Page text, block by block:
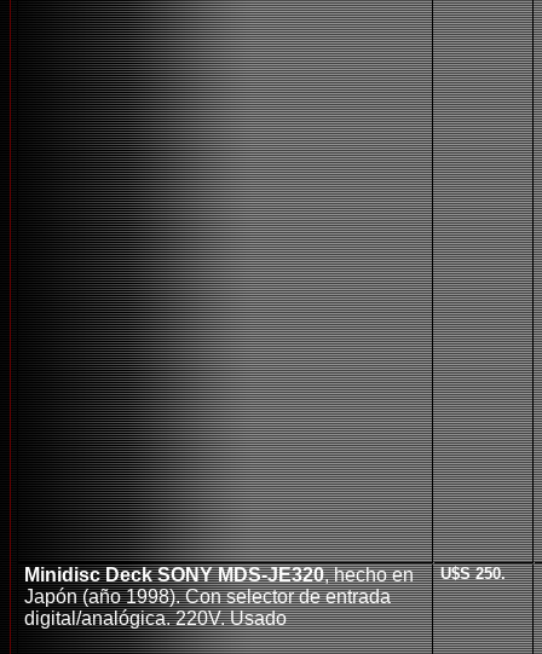
Minidisc Deck SONY MDS-JE320, hecho en
Japón (año 1998). Con selector de entrada
digital/analógica. 220V. Usado
U$S 250.